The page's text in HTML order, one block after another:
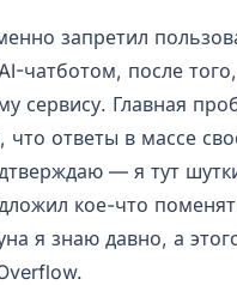
запретил
чатботом, после
сервису. Главная
что ответы в массе
— я тут
кое-что
я знаю давно, а